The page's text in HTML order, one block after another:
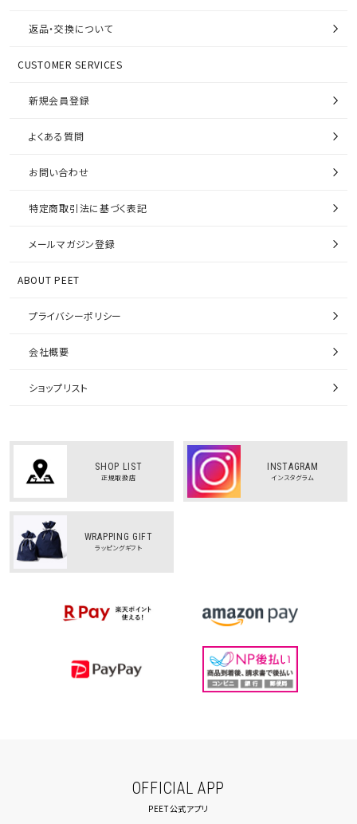
返品・交換について
CUSTOMER SERVICES
新規会員登録
よくある質問
お問い合わせ
特定商取引法に基づく表記
メールマガジン登録
ABOUT PEET
プライバシーポリシー
会社概要
ショップリスト
SHOP LIST
正規取扱店
INSTAGRAM
インスタグラム
WRAPPING GIFT
ラッピングギフト
OFFICIAL APP
PEET公式アプリ